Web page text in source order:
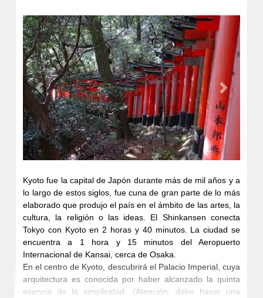
Previous Next
Kyoto fue la capital de Japón durante más de mil años y a
lo largo de estos siglos, fue cuna de gran parte de lo más
elaborado que produjo el país en el ámbito de las artes, la
cultura, la religión o las ideas. El Shinkansen conecta
Tokyo con Kyoto en 2 horas y 40 minutos. La ciudad se
encuentra a 1 hora y 15 minutos del Aeropuerto
Internacional de Kansai, cerca de Osaka.
En el centro de Kyoto, descubrirá el Palacio Imperial, cuya
arquitectura es conocida por haber alcanzado la quinta
esencia de la simplicidad. (Atención: debe hacer una